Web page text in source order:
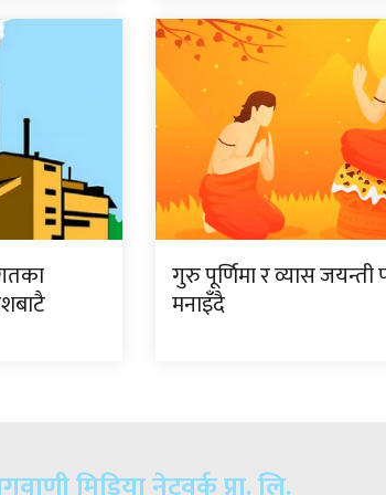
गुरु पूर्णिमा र व्यास जयन्ती
मनाइँदै